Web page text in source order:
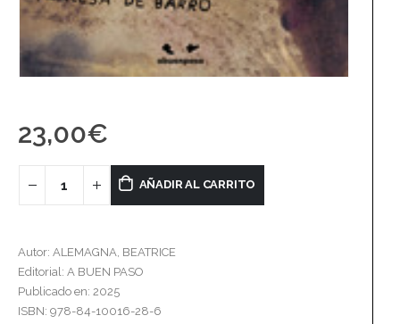
23,00€
AÑADIR AL CARRITO
Autor: ALEMAGNA, BEATRICE
Editorial: A BUEN PASO
Publicado en: 2025
ISBN: 978-84-10016-28-6